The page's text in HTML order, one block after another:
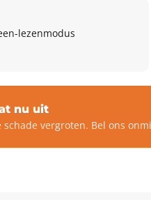
lezenmodus
nu uit
vergroten. Bel ons